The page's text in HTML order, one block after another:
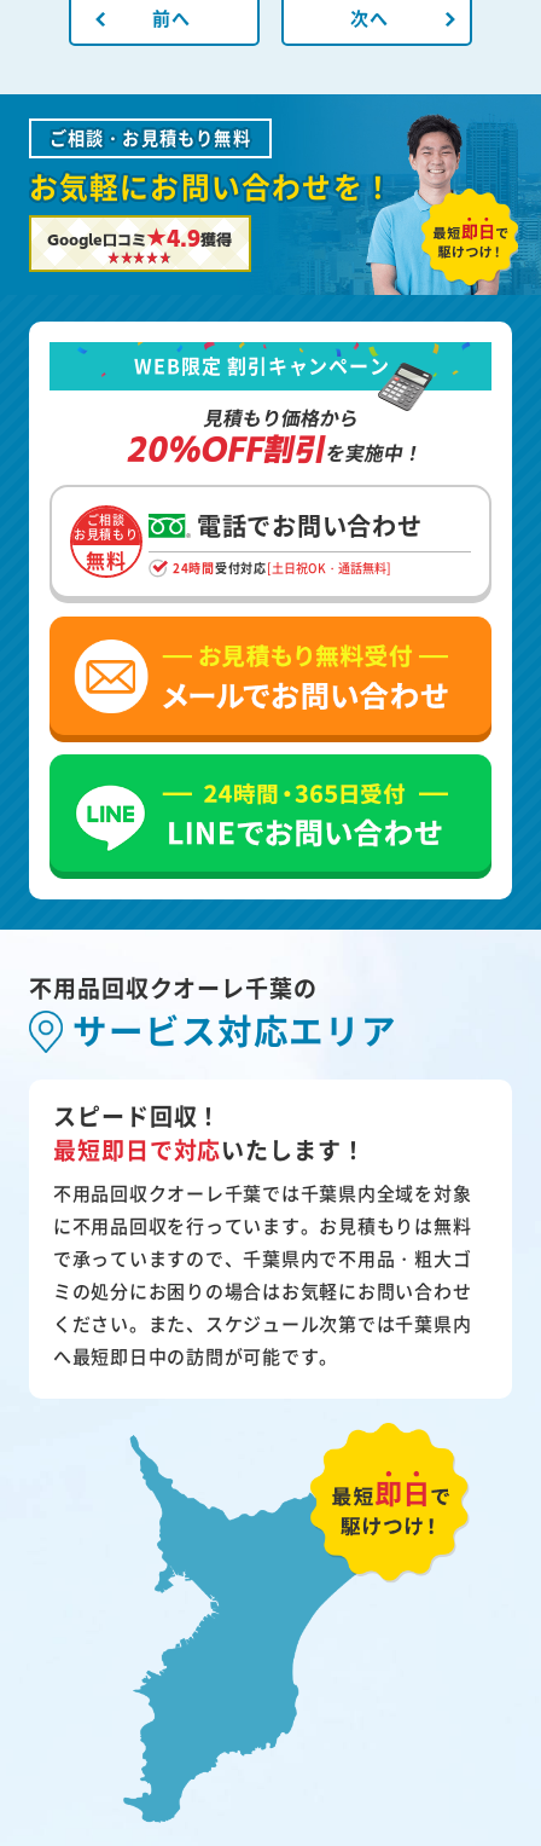
前へ 次へ
ご相談・お見積もり無料
お気軽にお問い合わせを！
Google口コミ★4.9獲得
WEB限定 割引キャンペーン
見積もり価格から
20%OFF割引を実施中！
ご相談
お見積もり
無料
電話でお問い合わせ
24時間受付対応[土日祝OK・通話無料]
不用品回収クオーレ千葉の
サービス対応エリア
スピード回収！
最短即日で対応いたします！
不用品回収クオーレ千葉では千葉県内全域を対象
に不用品回収を行っています。お見積もりは無料
で承っていますので、千葉県内で不用品・粗大ゴ
ミの処分にお困りの場合はお気軽にお問い合わせ
ください。また、スケジュール次第では千葉県内
へ最短即日中の訪問が可能です。